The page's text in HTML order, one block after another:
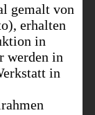
gemalt von
erhalten
in
werden in
in